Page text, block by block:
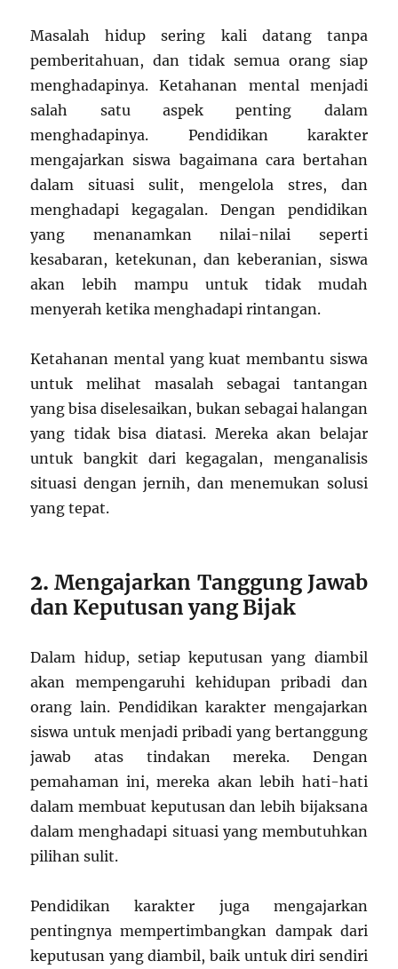
Masalah hidup sering kali datang tanpa
pemberitahuan, dan tidak semua orang siap
menghadapinya. Ketahanan mental menjadi
salah satu aspek penting dalam
menghadapinya. Pendidikan karakter
mengajarkan siswa bagaimana cara bertahan
dalam situasi sulit, mengelola stres, dan
menghadapi kegagalan. Dengan pendidikan
yang menanamkan nilai-nilai seperti
kesabaran, ketekunan, dan keberanian, siswa
akan lebih mampu untuk tidak mudah
menyerah ketika menghadapi rintangan.
Ketahanan mental yang kuat membantu siswa
untuk melihat masalah sebagai tantangan
yang bisa diselesaikan, bukan sebagai halangan
yang tidak bisa diatasi. Mereka akan belajar
untuk bangkit dari kegagalan, menganalisis
situasi dengan jernih, dan menemukan solusi
yang tepat.
2.Mengajarkan Tanggung Jawab
dan Keputusan yang Bijak
Dalam hidup, setiap keputusan yang diambil
akan mempengaruhi kehidupan pribadi dan
orang lain. Pendidikan karakter mengajarkan
siswa untuk menjadi pribadi yang bertanggung
jawab atas tindakan mereka. Dengan
pemahaman ini, mereka akan lebih hati-hati
dalam membuat keputusan dan lebih bijaksana
dalam menghadapi situasi yang membutuhkan
pilihan sulit.
Pendidikan karakter juga mengajarkan
pentingnya mempertimbangkan dampak dari
keputusan yang diambil, baik untuk diri sendiri